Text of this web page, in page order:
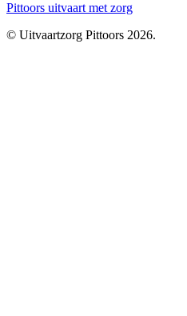
Pittoors uitvaart met zorg
© Uitvaartzorg Pittoors 2026.